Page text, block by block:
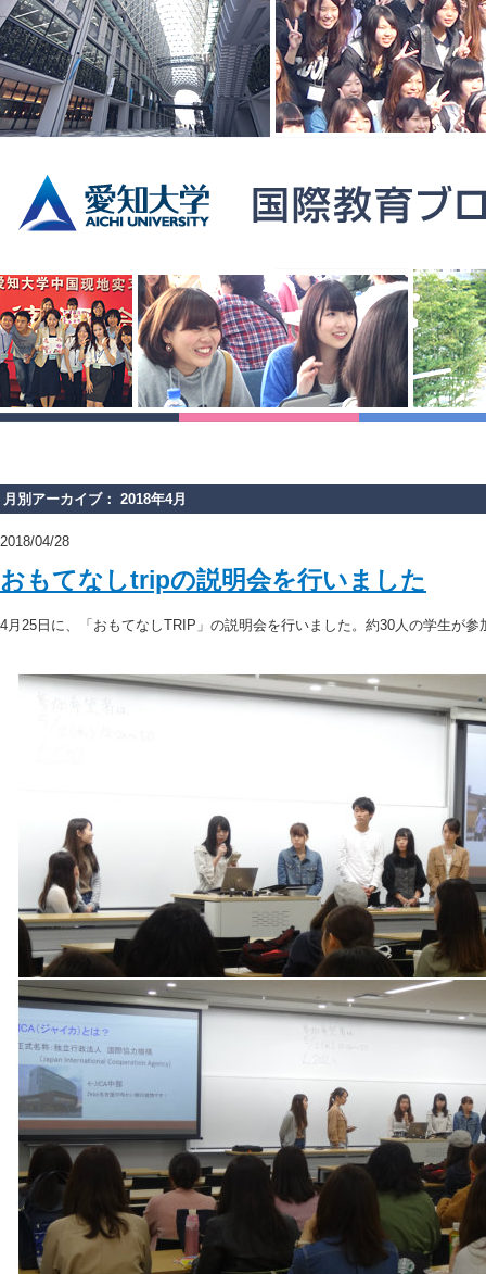
月別アーカイブ： 2018年4月
2018/04/28
おもてなしtripの説明会を行いました
4月25日に、「おもてなしTRIP」の説明会を行いました。約30人の学生が参